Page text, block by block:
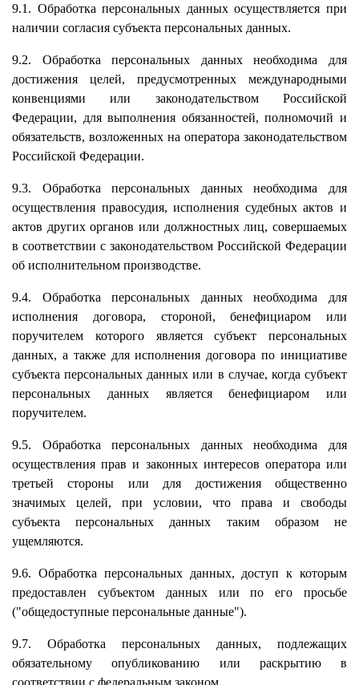
9.1. Обработка персональных данных осуществляется при
наличии согласия субъекта персональных данных.
9.2. Обработка персональных данных необходима для
достижения целей, предусмотренных международными
конвенциями или законодательством Российской
Федерации, для выполнения обязанностей, полномочий и
обязательств, возложенных на оператора законодательством
Российской Федерации.
9.3. Обработка персональных данных необходима для
осуществления правосудия, исполнения судебных актов и
актов других органов или должностных лиц, совершаемых
в соответствии с законодательством Российской Федерации
об исполнительном производстве.
9.4. Обработка персональных данных необходима для
исполнения договора, стороной, бенефициаром или
поручителем которого является субъект персональных
данных, а также для исполнения договора по инициативе
субъекта персональных данных или в случае, когда субъект
персональных данных является бенефициаром или
поручителем.
9.5. Обработка персональных данных необходима для
осуществления прав и законных интересов оператора или
третьей стороны или для достижения общественно
значимых целей, при условии, что права и свободы
субъекта персональных данных таким образом не
ущемляются.
9.6. Обработка персональных данных, доступ к которым
предоставлен субъектом данных или по его просьбе
("общедоступные персональные данные").
9.7. Обработка персональных данных, подлежащих
обязательному опубликованию или раскрытию в
соответствии с федеральным законом.